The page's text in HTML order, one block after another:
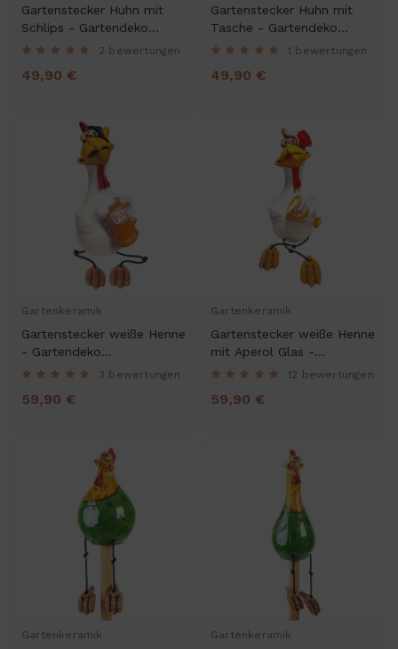
Gartenstecker Huhn mit
Schlips - Gartendeko
Kantenhocker2 bewertungen
49,90 €
Gartenstecker Huhn mit
Tasche - Gartendeko
Kantenhocker1 bewertungen
49,90 €
Gartenkeramik
Gartenstecker weiße Henne
- Gartendeko
Kantenhocker3 bewertungen
59,90 €
Gartenkeramik
Gartenstecker weiße Henne
mit Aperol Glas -
Kantenhocker12 bewertungen
59,90 €
Gartenkeramik Gartenkeramik